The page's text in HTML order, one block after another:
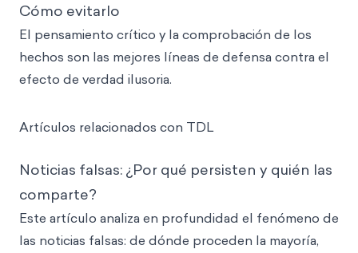
Cómo evitarlo
El pensamiento crítico y la comprobación de los
hechos son las mejores líneas de defensa contra el
efecto de verdad ilusoria.
Artículos relacionados con TDL
Noticias falsas: ¿Por qué persisten y quién las
comparte?
Este artículo analiza en profundidad el fenómeno de
las noticias falsas: de dónde proceden la mayoría,